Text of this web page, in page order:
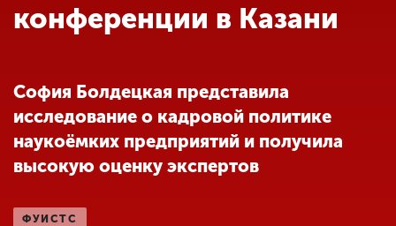
Наука
Международная
деятельность
Другие виды
деятельности
конференции в Казани
София Болдецкая представила
исследование о кадровой политике
наукоёмких предприятий и получила
высокую оценку экспертов
ФУИСТС